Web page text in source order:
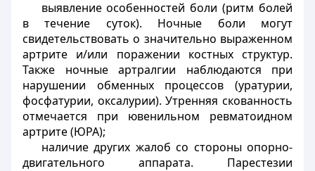
выявление особенностей боли (ритм болей
в течение суток). Ночные боли могут
свидетельствовать о значительно выраженном
артрите и/или поражении костных структур.
Также ночные артралгии наблюдаются при
нарушении обменных процессов (уратурии,
фосфатурии, оксалурии). Утренняя скованность
отмечается при ювенильном ревматоидном
артрите (ЮРА);
наличие других жалоб со стороны опорно-
двигательного аппарата. Парестезии